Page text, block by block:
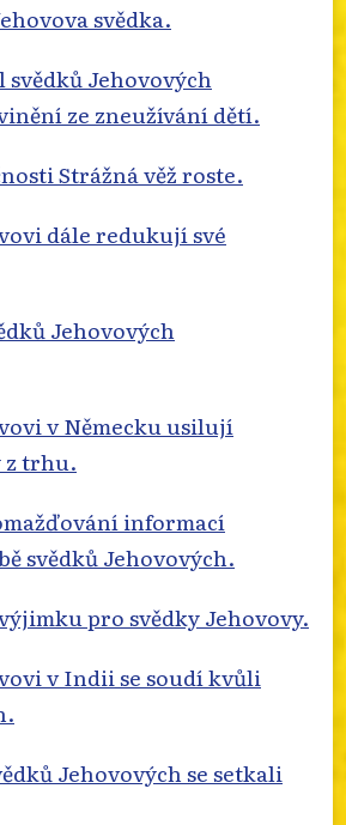
svědka.
svědků Jehovových
ze zneužívání dětí.
Strážná věž roste.
dále redukují své
Jehovových
v Německu usilují
z trhu.
informací
svědků Jehovových.
pro svědky Jehovovy.
v Indii se soudí kvůli
Jehovových se setkali